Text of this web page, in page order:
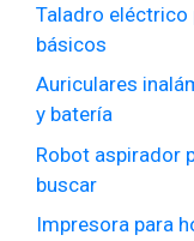
Taladro eléctrico
básicos
Auriculares
y batería
Robot aspirador
buscar
Impresora para